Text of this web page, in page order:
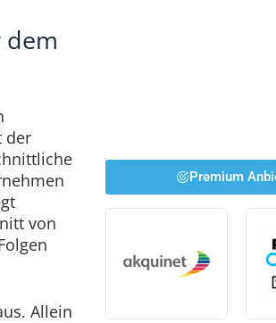
der
von
Allein
Premium